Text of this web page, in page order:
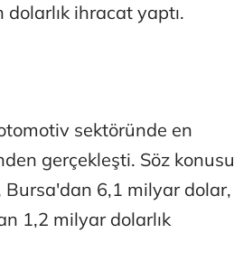
ihracat yaptı.
otomotiv sektöründe en
gerçekleşti. Söz konusu
6,1 milyar dolar,
1,2 milyar dolarlık